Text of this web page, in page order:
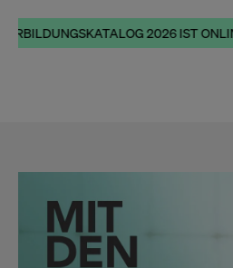
2026 IST ONLINE!